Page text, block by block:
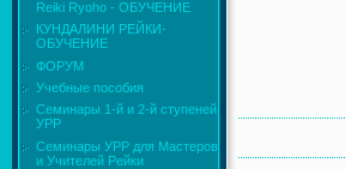
Reiki Ryoho - ОБУЧЕНИЕ
КУНДАЛИНИ РЕЙКИ-
ОБУЧЕНИЕ
ФОРУМ
Учебные пособия
Семинары 1-й и 2-й ступеней
УРР
Семинары УРР для Мастеров
и Учителей Рейки